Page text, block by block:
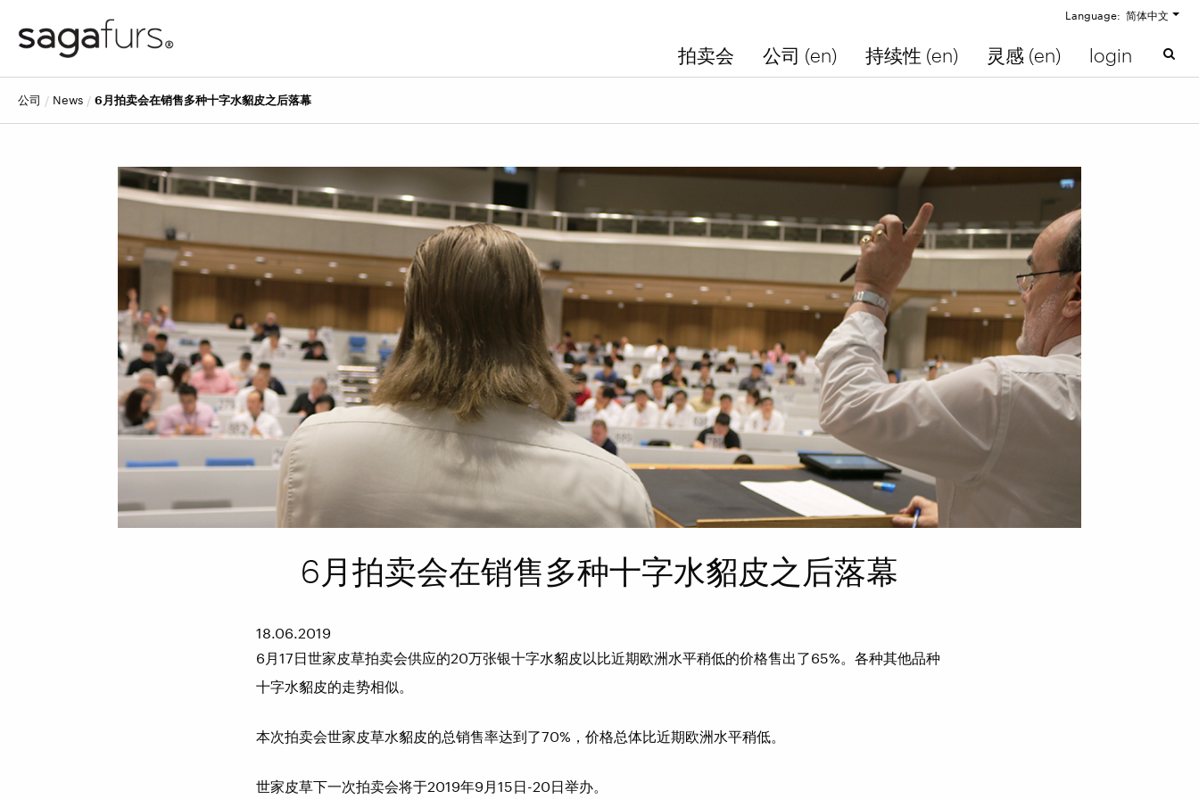
Language: 简体中文
拍卖会 公司 (en) 持续性 (en) 灵感 (en) login
公司 news 6月拍卖会在销售多种十字水貂皮之后落幕
6月拍卖会在销售多种十字水貂皮之后落幕
18.06.2019
6月17日世家皮草拍卖会供应的20万张银十字水貂皮以比近期欧洲水平稍低的价格售出了65%。各种其他品种
十字水貂皮的走势相似。
本次拍卖会世家皮草水貂皮的总销售率达到了70%，价格总体比近期欧洲水平稍低。
世家皮草下一次拍卖会将于2019年9月15日-20日举办。